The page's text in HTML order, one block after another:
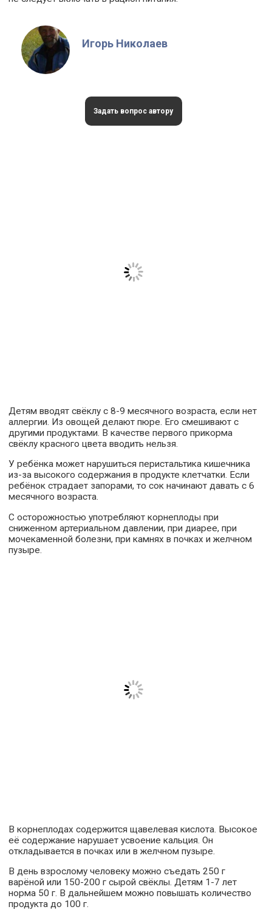
Игорь Николаев
Задать вопрос автору
Детям вводят свёклу с 8-9 месячного возраста, если нет
аллергии. Из овощей делают пюре. Его смешивают с
другими продуктами. В качестве первого прикорма
свёклу красного цвета вводить нельзя.
У ребёнка может нарушиться перистальтика кишечника
из-за высокого содержания в продукте клетчатки. Если
ребёнок страдает запорами, то сок начинают давать с 6
месячного возраста.
С осторожностью употребляют корнеплоды при
сниженном артериальном давлении, при диарее, при
мочекаменной болезни, при камнях в почках и желчном
пузыре.
В корнеплодах содержится щавелевая кислота. Высокое
её содержание нарушает усвоение кальция. Он
откладывается в почках или в желчном пузыре.
В день взрослому человеку можно съедать 250 г
варёной или 150-200 г сырой свёклы. Детям 1-7 лет
норма 50 г. В дальнейшем можно повышать количество
продукта до 100 г.